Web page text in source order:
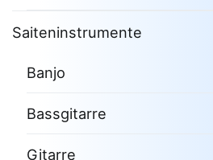
Saiteninstrumente
Banjo
Bassgitarre
Gitarre